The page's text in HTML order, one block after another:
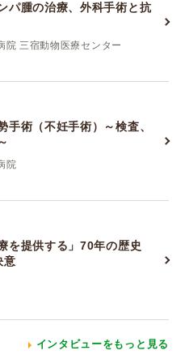
パ腫の治療、外科手術と抗
院 三宿動物医療センター
手術（不妊手術）～検査、
院
を提供する」70年の歴史
意
インタビューをもっと見る